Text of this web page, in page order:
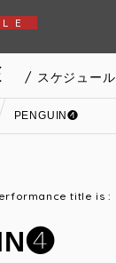
/ スケジュール
PENGUIN❹
title is :